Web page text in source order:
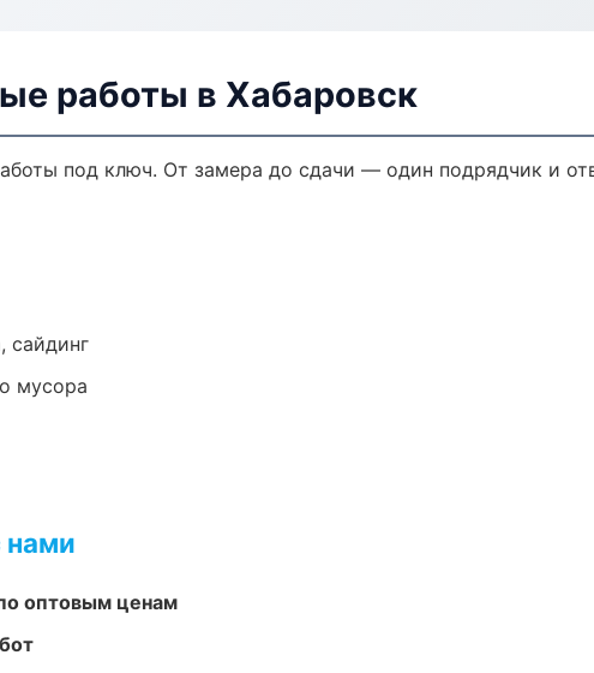
работы в Хабаровск
под ключ. От замера до сдачи — один подрядчик и
сайдинг
мусора
нами
оптовым ценам